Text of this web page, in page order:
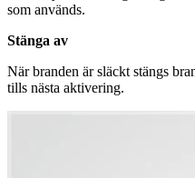
som används.
Stänga av
När branden är släckt stängs
tills nästa aktivering.